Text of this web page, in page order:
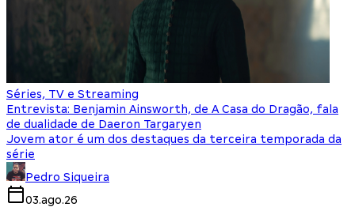
Séries, TV e Streaming
Entrevista: Benjamin Ainsworth, de A Casa do Dragão, fala
de dualidade de Daeron Targaryen
Jovem ator é um dos destaques da terceira temporada da
série
Pedro Siqueira
03.ago.26